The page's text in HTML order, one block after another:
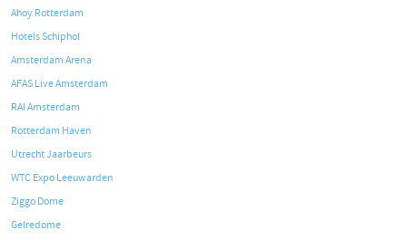
Ahoy Rotterdam
Hotels Schiphol
Amsterdam Arena
AFAS Live Amsterdam
RAI Amsterdam
Rotterdam Haven
Utrecht Jaarbeurs
WTC Expo Leeuwarden
Ziggo Dome
Gelredome